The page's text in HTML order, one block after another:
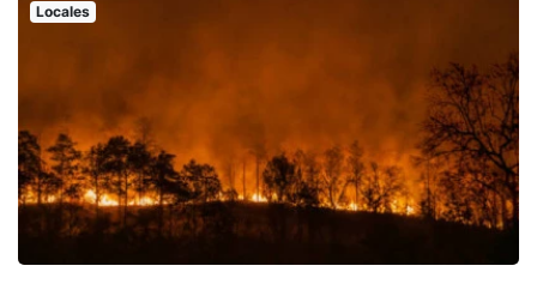
Locales